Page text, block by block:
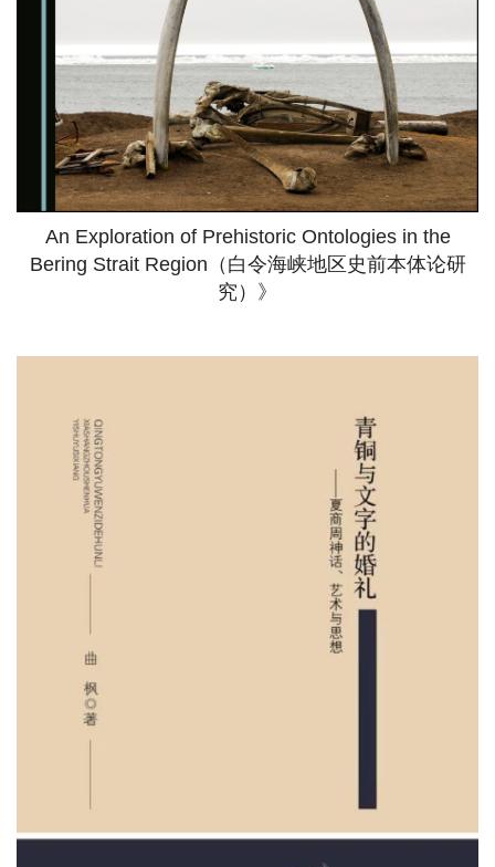
An Exploration of Prehistoric Ontologies in the
Bering Strait Region（白令海峡地区史前本体论研
究）》